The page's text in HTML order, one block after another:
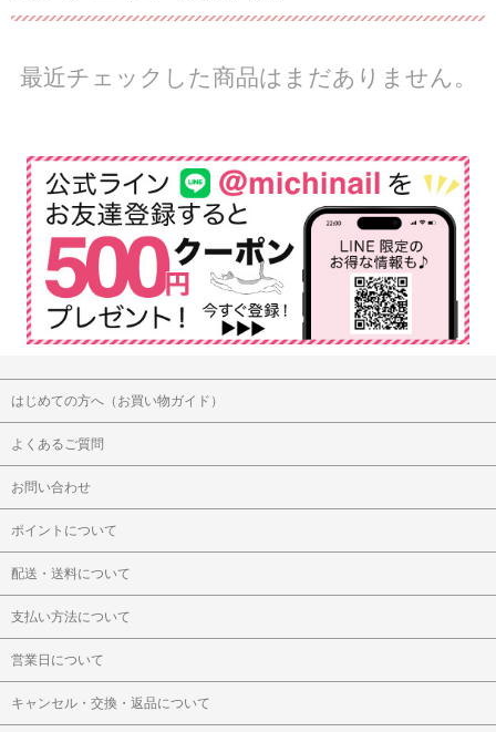
最近チェックした商品はまだありません。
はじめての方へ（お買い物ガイド）
よくあるご質問
お問い合わせ
ポイントについて
配送・送料について
支払い方法について
営業日について
キャンセル・交換・返品について